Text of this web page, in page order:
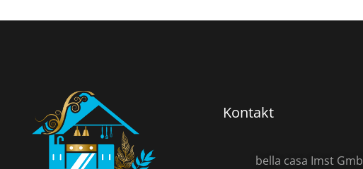
Kontakt
bella casa Imst